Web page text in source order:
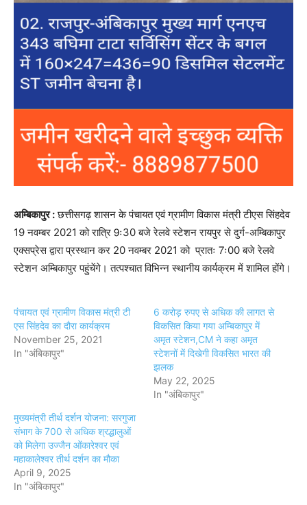
अम्बिकापुर :छत्तीसगढ़ शासन के पंचायत एवं ग्रामीण विकास मंत्री टीएस सिंहदेव
19 नवम्बर 2021 को रात्रि 9ः30 बजे रेलवे स्टेशन रायपुर से दुर्ग-अम्बिकापुर
एक्सप्रेस द्वारा प्रस्थान कर 20 नवम्बर 2021 को प्रातः 7ः00 बजे रेलवे
स्टेशन अम्बिकापुर पहुंचेंगे। तत्पश्चात विभिन्न स्थानीय कार्यक्रम में शामिल होंगे।
पंचायत एवं ग्रामीण विकास मंत्री टी
एस सिंहदेव का दौरा कार्यक्रम
November 25, 2021
In "अंबिकापुर"
6 करोड़ रुपए से अधिक की लागत से
विकसित किया गया अम्बिकापुर में
अमृत स्टेशन,CM ने कहा अमृत
स्टेशनों में दिखेगी विकसित भारत की
झलक
May 22, 2025
In "अंबिकापुर"
मुख्यमंत्री तीर्थ दर्शन योजना: सरगुजा
संभाग के 700 से अधिक श्रद्धालुओं
को मिलेगा उज्जैन ओंकारेश्वर एवं
महाकालेश्वर तीर्थ दर्शन का मौका
April 9, 2025
In "अंबिकापुर"